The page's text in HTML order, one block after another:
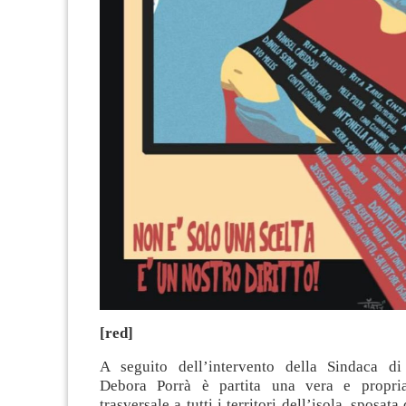
[red]
A seguito dell’intervento della Sindaca di
Debora Porrà è partita una vera e